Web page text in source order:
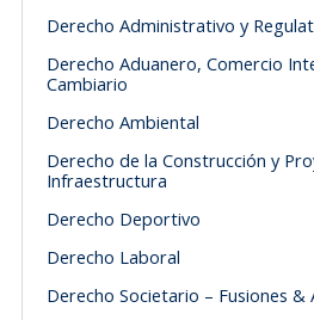
Derecho Administrativo y
Derecho Aduanero, Comercio
Cambiario
Derecho Ambiental
Derecho de la Construcción y
Infraestructura
Derecho Deportivo
Derecho Laboral
Derecho Societario – Fusiones &